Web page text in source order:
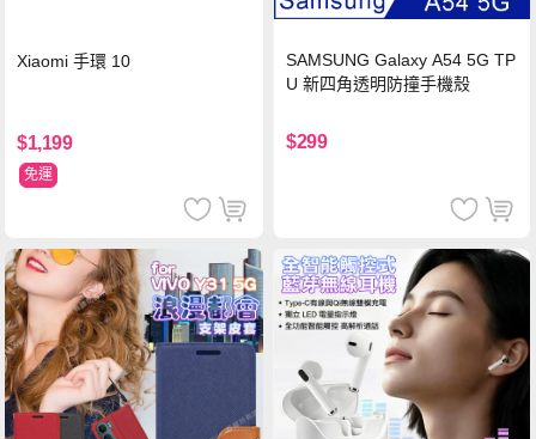
Xiaomi 手環 10
$1,199
免運
SAMSUNG Galaxy A54 5G TP
U 新四角透明防撞手機殼
$299